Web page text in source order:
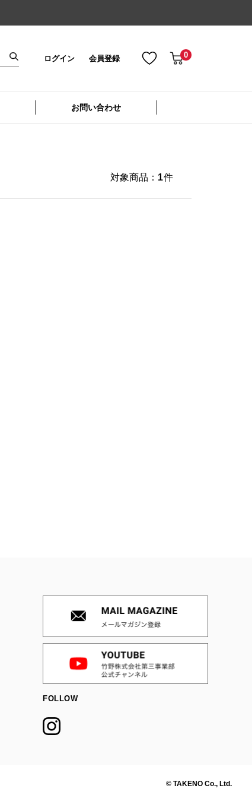
ログイン 会員登録 0
お問い合わせ
対象商品： 1件
FOLLOW
© TAKENO Co., Ltd.